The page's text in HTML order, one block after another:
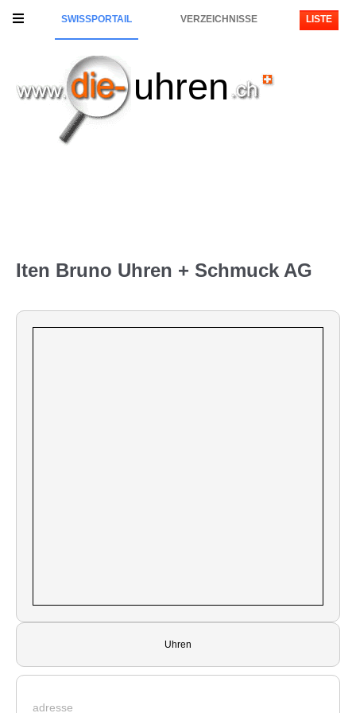
SWISSPORTAIL VERZEICHNISSE LISTE
uhren
Iten Bruno Uhren + Schmuck AG
Uhren
adresse